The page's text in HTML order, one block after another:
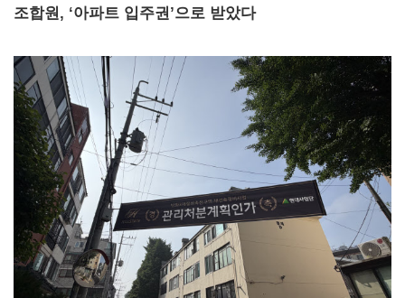
조합원, ‘아파트 입주권’으로 받았다